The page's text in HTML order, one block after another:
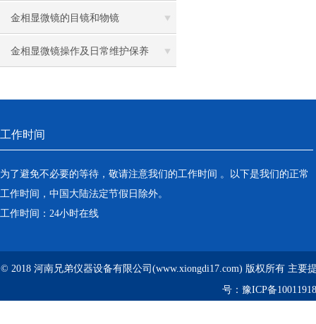
比传统卤素更明显
金相显微镜的目镜和物镜
金相显微镜操作及日常维护保养
工作时间
为了避免不必要的等待，敬请注意我们的工作时间 。以下是我们的正常
工作时间，中国大陆法定节假日除外。
工作时间：24小时在线
© 2018 河南兄弟仪器设备有限公司(www.xiongdi17.com) 版权所有 主要
号： 豫ICP备